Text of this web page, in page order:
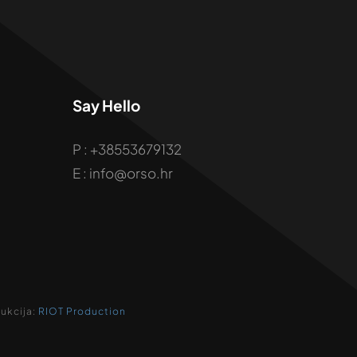
Say Hello
P : +38553679132
E : info@orso.hr
RIOT Production